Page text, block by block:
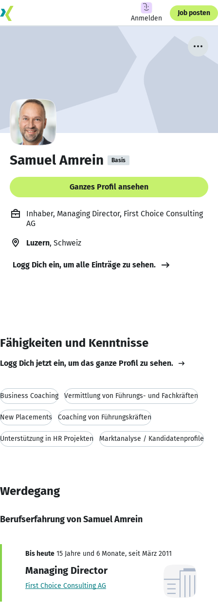
Anmelden
Job posten
Samuel Amrein Basis
Ganzes Profil ansehen
Inhaber, Managing Director, First Choice Consulting
AG
Luzern, Schweiz
Logg Dich ein, um alle Einträge zu sehen.
Fähigkeiten und Kenntnisse
Logg Dich jetzt ein, um das ganze Profil zu sehen.
Business Coaching Vermittlung von Führungs- und Fachkräften
New Placements Coaching von Führungskräften
Unterstützung in HR Projekten Marktanalyse / Kandidatenprofile
Werdegang
Berufserfahrung von Samuel Amrein
Bis heute 15 Jahre und 6 Monate, seit März 2011
Managing Director
First Choice Consulting AG